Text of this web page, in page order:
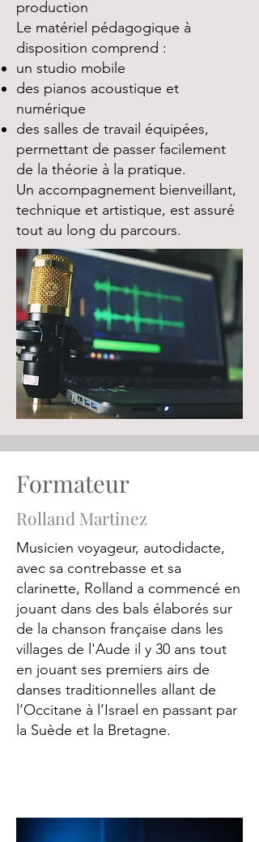
production
Le matériel pédagogique à
disposition comprend :
un studio mobile
des pianos acoustique et
numérique
des salles de travail équipées,
permettant de passer facilement
de la théorie à la pratique.
Un accompagnement bienveillant,
technique et artistique, est assuré
tout au long du parcours.
Formateur
Rolland Martinez
Musicien voyageur, autodidacte,
avec sa contrebasse et sa
clarinette, Rolland a commencé en
jouant dans des bals élaborés sur
de la chanson française dans les
villages de l'Aude il y 30 ans tout
en jouant ses premiers airs de
danses traditionnelles allant de
l’Occitane à l’Israel en passant par
la Suède et la Bretagne.